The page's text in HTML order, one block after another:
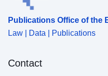
Publications Office of the
Law | Data | Publications
Contact